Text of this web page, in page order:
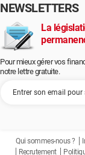
NEWSLETTERS
La
Pour mieux gérer vos
notre lettre gratuite.
Qui sommes-nous ?
Recrutement